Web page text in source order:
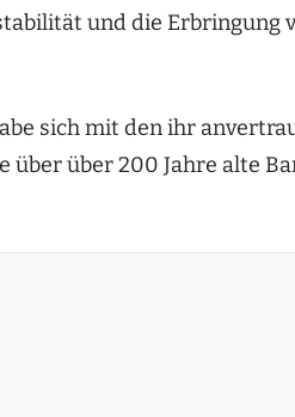
und die
sich mit den ihr
über über 200 Jahre alte